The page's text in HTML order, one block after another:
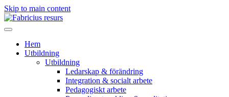
Skip to main content
Hem
Utbildning
Utbildning
Ledarskap & förändring
Integration & socialt arbete
Pedagogiskt arbete